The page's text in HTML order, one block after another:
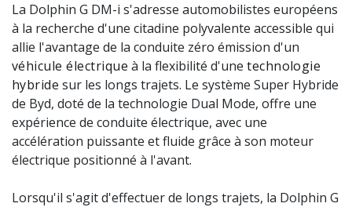
La Dolphin G DM-i s'adresse automobilistes européens
à la recherche d'une citadine polyvalente accessible qui
allie l'avantage de la conduite zéro émission d'un
véhicule électrique à la flexibilité d'unetechnologie
hybride sur les longs trajets. Le système Super Hybride
de Byd, doté de la technologie Dual Mode, offre une
expérience de conduite électrique, avec une
accélération puissante et fluide grâce à son moteur
électrique positionné à l'avant.
Lorsqu'il s'agit d'effectuer de longs trajets, la Dolphin G